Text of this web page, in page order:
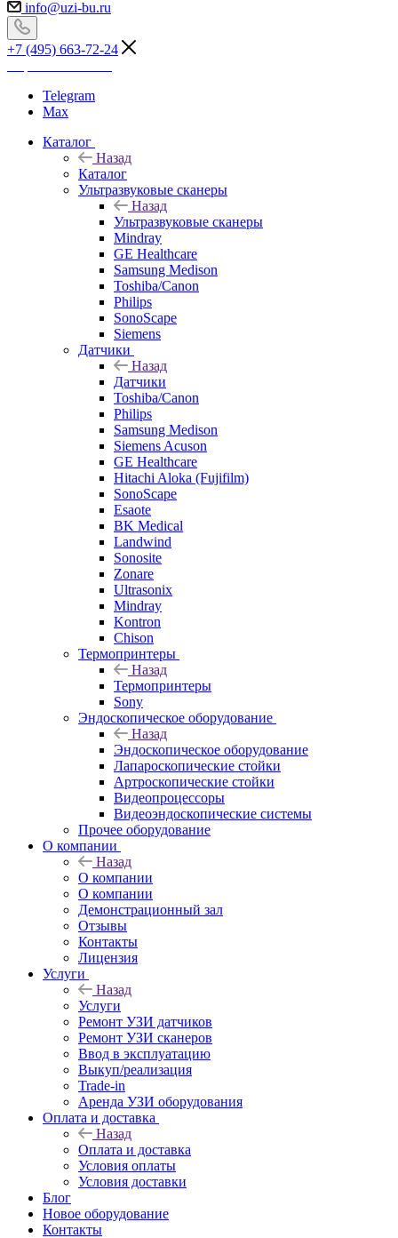
info@uzi-bu.ru
+7 (495) 663-72-24
Telegram
Max
Каталог
Назад
Каталог
Ультразвуковые сканеры
Назад
Ультразвуковые сканеры
Mindray
GE Healthcare
Samsung Medison
Toshiba/Canon
Philips
SonoScape
Siemens
Датчики
Назад
Датчики
Toshiba/Canon
Philips
Samsung Medison
Siemens Acuson
GE Healthcare
Hitachi Aloka (Fujifilm)
SonoScape
Esaote
BK Medical
Landwind
Sonosite
Zonare
Ultrasonix
Mindray
Kontron
Chison
Термопринтеры
Назад
Термопринтеры
Sony
Эндоскопическое оборудование
Назад
Эндоскопическое оборудование
Лапароскопические стойки
Артроскопические стойки
Видеопроцессоры
Видеоэндоскопические системы
Прочее оборудование
О компании
Назад
О компании
О компании
Демонстрационный зал
Отзывы
Контакты
Лицензия
Услуги
Назад
Услуги
Ремонт УЗИ датчиков
Ремонт УЗИ сканеров
Ввод в эксплуатацию
Выкуп/реализация
Trade-in
Аренда УЗИ оборудования
Оплата и доставка
Назад
Оплата и доставка
Условия оплаты
Условия доставки
Блог
Новое оборудование
Контакты